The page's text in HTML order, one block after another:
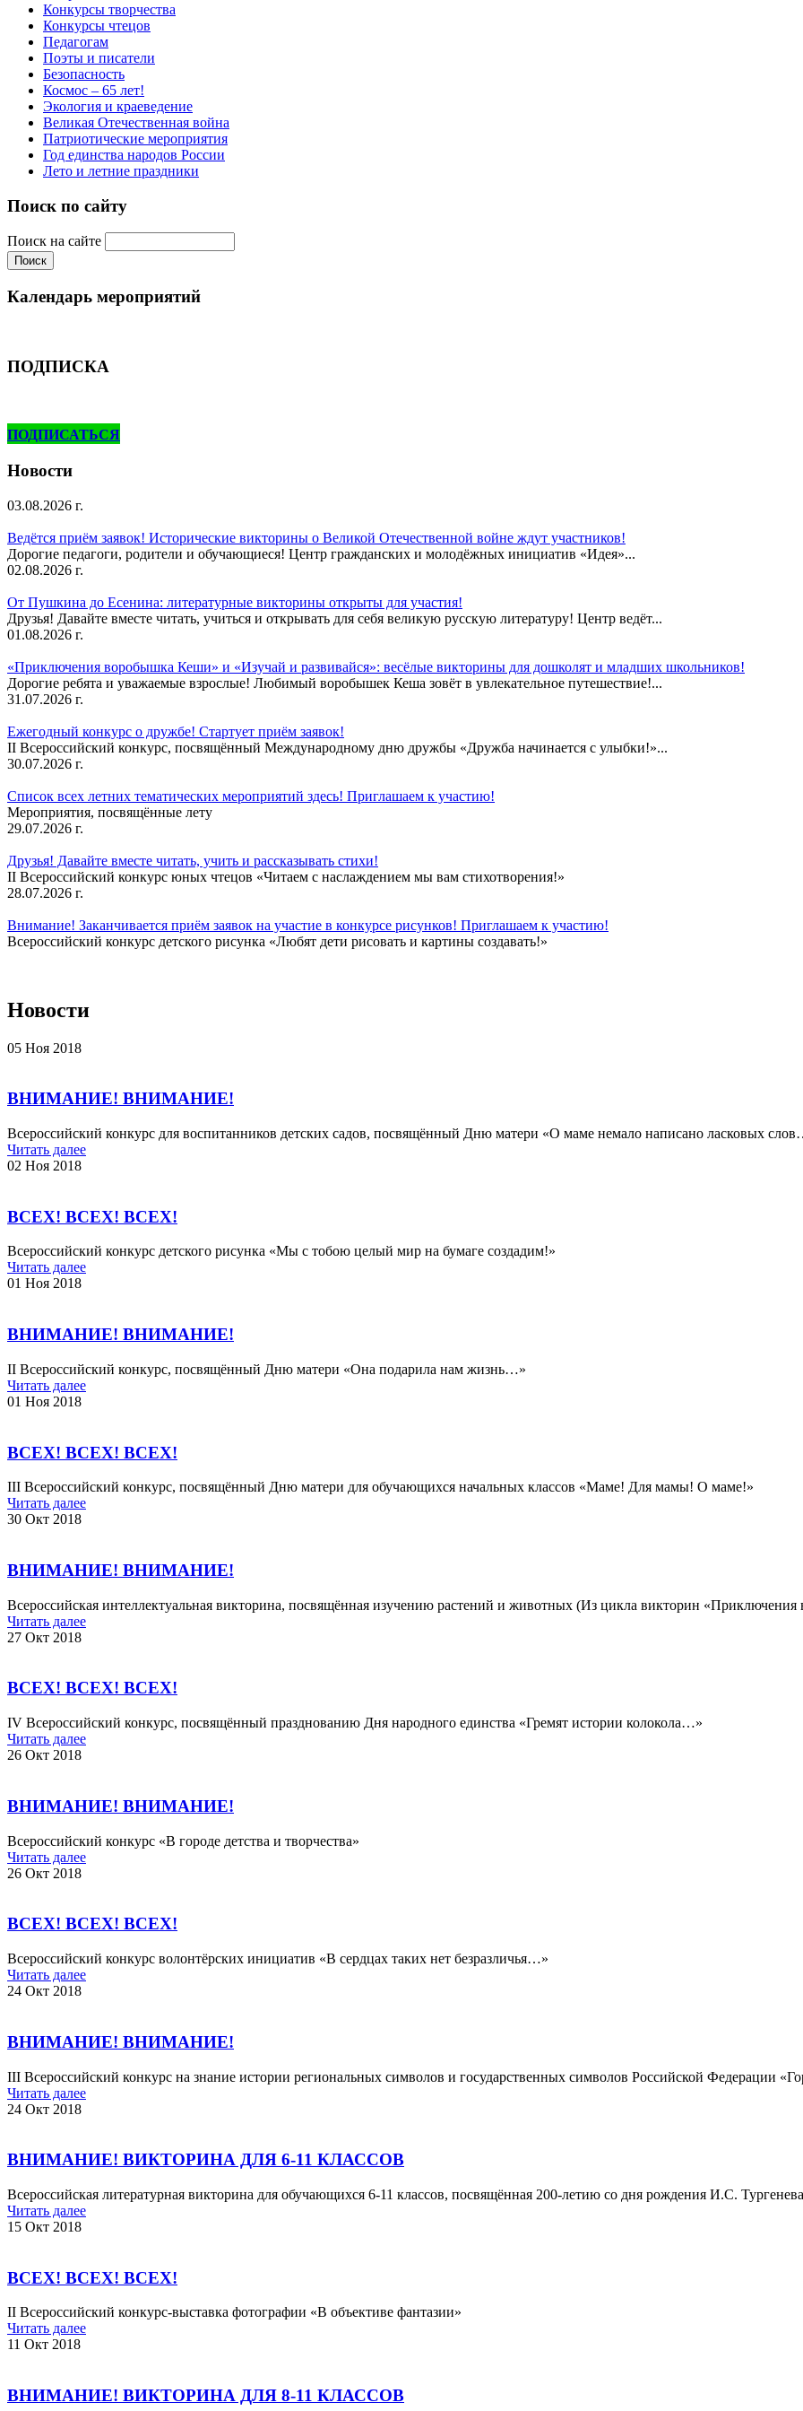
Конкурсы творчества
Конкурсы чтецов
Педагогам
Поэты и писатели
Безопасность
Космос – 65 лет!
Экология и краеведение
Великая Отечественная война
Патриотические мероприятия
Год единства народов России
Лето и летние праздники
Поиск по сайту
Поиск на сайте
Календарь мероприятий
ПОДПИСКА
ПОДПИСАТЬСЯ
Новости
03.08.2026 г.
Ведётся приём заявок! Исторические викторины о Великой Отечественной войне ждут участников!
Дорогие педагоги, родители и обучающиеся! Центр гражданских и молодёжных инициатив «Идея»...
02.08.2026 г.
От Пушкина до Есенина: литературные викторины открыты для участия!
Друзья! Давайте вместе читать, учиться и открывать для себя великую русскую литературу! Центр ведёт...
01.08.2026 г.
«Приключения воробышка Кеши» и «Изучай и развивайся»: весёлые викторины для дошколят и младших школьников!
Дорогие ребята и уважаемые взрослые! Любимый воробышек Кеша зовёт в увлекательное путешествие!...
31.07.2026 г.
Ежегодный конкурс о дружбе! Стартует приём заявок!
II Всероссийский конкурс, посвящённый Международному дню дружбы «Дружба начинается с улыбки!»...
30.07.2026 г.
Список всех летних тематических мероприятий здесь! Приглашаем к участию!
Мероприятия, посвящённые лету
29.07.2026 г.
Друзья! Давайте вместе читать, учить и рассказывать стихи!
II Всероссийский конкурс юных чтецов «Читаем с наслаждением мы вам стихотворения!»
28.07.2026 г.
Внимание! Заканчивается приём заявок на участие в конкурсе рисунков! Приглашаем к участию!
Всероссийский конкурс детского рисунка «Любят дети рисовать и картины создавать!»
Новости
05 Ноя 2018
ВНИМАНИЕ! ВНИМАНИЕ!
Всероссийский конкурс для воспитанников детских садов, посвящённый Дню матери «О маме немало написано ласковых
Читать далее
02 Ноя 2018
ВСЕХ! ВСЕХ! ВСЕХ!
Всероссийский конкурс детского рисунка «Мы с тобою целый мир на бумаге создадим!»
Читать далее
01 Ноя 2018
ВНИМАНИЕ! ВНИМАНИЕ!
II Всероссийский конкурс, посвящённый Дню матери «Она подарила нам жизнь…»
Читать далее
01 Ноя 2018
ВСЕХ! ВСЕХ! ВСЕХ!
III Всероссийский конкурс, посвящённый Дню матери для обучающихся начальных классов «Маме! Для мамы! О маме!»
Читать далее
30 Окт 2018
ВНИМАНИЕ! ВНИМАНИЕ!
Всероссийская интеллектуальная викторина, посвящённая изучению растений и животных (Из цикла викторин
Читать далее
27 Окт 2018
ВСЕХ! ВСЕХ! ВСЕХ!
IV Всероссийский конкурс, посвящённый празднованию Дня народного единства «Гремят истории колокола…»
Читать далее
26 Окт 2018
ВНИМАНИЕ! ВНИМАНИЕ!
Всероссийский конкурс «В городе детства и творчества»
Читать далее
26 Окт 2018
ВСЕХ! ВСЕХ! ВСЕХ!
Всероссийский конкурс волонтёрских инициатив «В сердцах таких нет безразличья…»
Читать далее
24 Окт 2018
ВНИМАНИЕ! ВНИМАНИЕ!
III Всероссийский конкурс на знание истории региональных символов и государственных символов Российской Федерации
Читать далее
24 Окт 2018
ВНИМАНИЕ! ВИКТОРИНА ДЛЯ 6-11 КЛАССОВ
Всероссийская литературная викторина для обучающихся 6-11 классов, посвящённая 200-летию со дня рождения И.С.
Читать далее
15 Окт 2018
ВСЕХ! ВСЕХ! ВСЕХ!
II Всероссийский конкурс-выставка фотографии «В объективе фантазии»
Читать далее
11 Окт 2018
ВНИМАНИЕ! ВИКТОРИНА ДЛЯ 8-11 КЛАССОВ